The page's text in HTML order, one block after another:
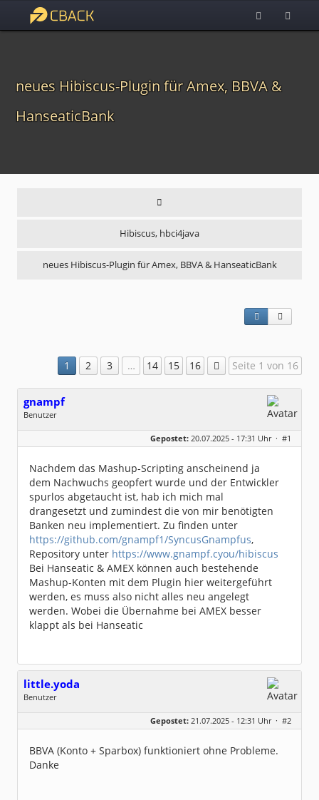
neues Hibiscus-Plugin für Amex, BBVA &
HanseaticBank
Hibiscus, hbci4java
neues Hibiscus-Plugin für Amex, BBVA & HanseaticBank
1 2 3 … 14 15 16 Seite 1 von 16
gnampf
Benutzer
Geschlecht:
keine Angabe
Dabei seit:
07 / 2025
Gepostet: 20.07.2025 - 17:31 Uhr · #1
Nachdem das Mashup-Scripting anscheinend ja
dem Nachwuchs geopfert wurde und der Entwickler
spurlos abgetaucht ist, hab ich mich mal
drangesetzt und zumindest die von mir benötigten
Banken neu implementiert. Zu finden unter
https://github.com/gnampf1/SyncusGnampfus,
Repository unter https://www.gnampf.cyou/hibiscus
Bei Hanseatic & AMEX können auch bestehende
Mashup-Konten mit dem Plugin hier weitergeführt
werden, es muss also nicht alles neu angelegt
werden. Wobei die Übernahme bei AMEX besser
klappt als bei Hanseatic
little.yoda
Benutzer
Dabei seit:
05 / 2014
Gepostet: 21.07.2025 - 12:31 Uhr · #2
BBVA (Konto + Sparbox) funktioniert ohne Probleme.
Danke